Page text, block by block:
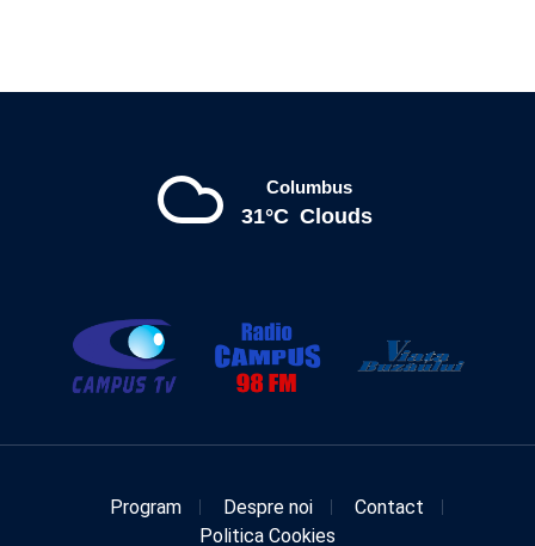
Columbus
31°C Clouds
Program Despre noi
Contact
Politica Cookies